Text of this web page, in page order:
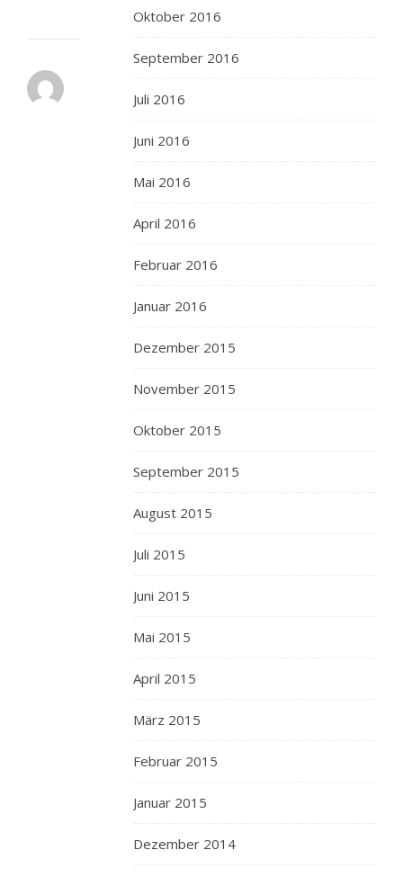
2012 AT 06:41
großartig!
münchen
Oktober 2016
September 2016
Juli 2016
Juni 2016
Mai 2016
April 2016
Februar 2016
Januar 2016
Dezember 2015
November 2015
Oktober 2015
September 2015
August 2015
Juli 2015
Juni 2015
Mai 2015
April 2015
März 2015
Februar 2015
Januar 2015
Dezember 2014